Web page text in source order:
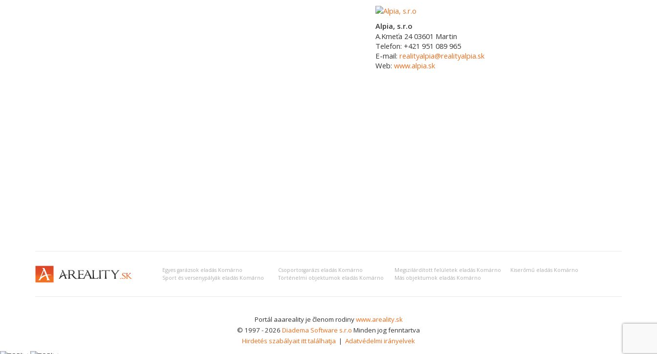
Alpia, s.r.o
A.Kmeťa 24 03601 Martin
Telefon: +421 951 089 965
E-mail: realityalpia@realityalpia.sk
Web: www.alpia.sk
Egyes garázsok eladás Komárno Csoportosgarázs eladás Komárno Megszilárdított felületek eladás Komárno
Kiserőmű eladás Komárno
Sport és versenypályák eladás Komárno
Történelmi objektumok eladás Komárno Más objektumok eladás Komárno
Portál aaareality je členom rodinywww.areality.sk
© 1997 - 2026 Diadema Software s.r.o Minden jog fenntartva
Hirdetés szabályait itt találhatja | Adatvédelmi irányelvek